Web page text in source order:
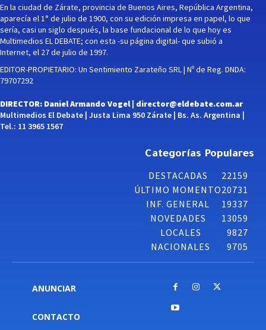
En la ciudad de Zárate, provincia de Buenos Aires, República Argentina,
aparecía el 1° de julio de 1900, con su edición impresa en papel, lo que
sería, casi un siglo después, la base fundacional de lo que hoy es
Multimedios EL DEBATE; con esta -su página digital- que subió a
Internet, el 27 de julio de 1997.
EDITOR-PROPIETARIO: Un Sentimiento Zarateño SRL | Nº de Reg. DNDA:
79707292
DIRECTOR: Daniel Armando Vogel | director@eldebate.com.ar
Multimedios El Debate | Justa Lima 950 Zárate | Bs. As. Argentina |
Tel.: 11 3965 1567
Categorías Populares
DESTACADAS
22159
ÚLTIMO MOMENTO20731
INF. GENERAL
19337
NOVEDADES
13059
LOCALES
9827
NACIONALES
9705
ANUNCIAR
CONTACTO